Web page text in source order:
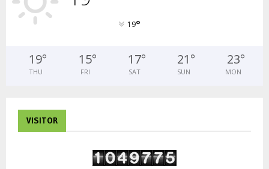
19°
19°
THU
15°
FRI
17°
SAT
21°
SUN
23°
MON
VISITOR